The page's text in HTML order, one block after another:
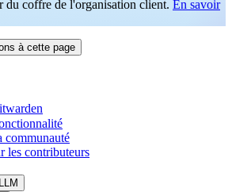
du coffre de l'organisation client. En savoir
à cette page
communauté
les contributeurs